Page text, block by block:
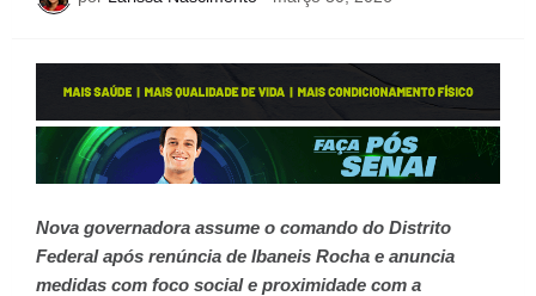
Nova governadora assume o comando do Distrito
Federal após renúncia de Ibaneis Rocha e anuncia
medidas com foco social e proximidade com a